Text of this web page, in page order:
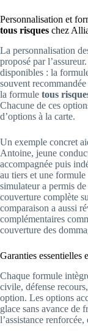
Personnalisation et
tous risques chez
La personnalisation
proposé par
disponibles : la
souvent
la formule tous
Chacune de ces
d’options à la carte.
Un exemple concret
Antoine, jeune
accompagnée puis
au tiers et une
simulateur a permis
couverture complète
comparaison a aussi
complémentaires
couverture des
Garanties essentielles
Chaque formule
civile, défense
option. Les options
glace sans avance de
l’assistance